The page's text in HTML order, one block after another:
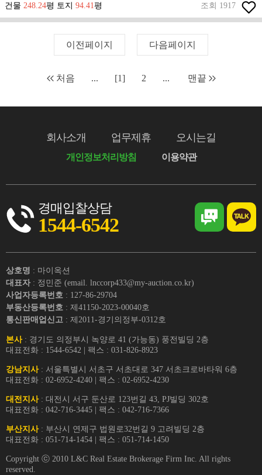
건물 248.24평 토지 94.41평 조회 1917
이전페이지 다음페이지
처음 ... [1] 2 ... 맨끝
회사소개 업무제휴 오시는길
개인정보처리방침 이용약관
경매입찰상담
1544-6542
상호명 : 마이옥션
대표자 : 정민준 (email. lnccorp433@my-auction.co.kr)
사업자등록번호 : 127-86-29704
부동산등록번호 : 제41150-2023-00040호
통신판매업신고 : 제2011-경기의정부-0312호
본사: 경기도 의정부시 녹양로 41 (가능동) 풍전빌딩 2층
대표전화 : 1544-6542 | 팩스 : 031-826-8923
강남지사: 서울특별시 서초구 서초대로 347 서초크로바타워 6층
대표전화 : 02-6952-4240 | 팩스 : 02-6952-4230
대전지사: 대전시 서구 둔산로 123번길 43, PJ빌딩 302호
대표전화 : 042-716-3445 | 팩스 : 042-716-7366
부산지사: 부산시 연제구 법원로32번길 9 고려빌딩 2층
대표전화 : 051-714-1454 | 팩스 : 051-714-1450
Copyright ⓒ 2010 L&C Real Estate Brokerage Firm Inc. All rights
reserved.